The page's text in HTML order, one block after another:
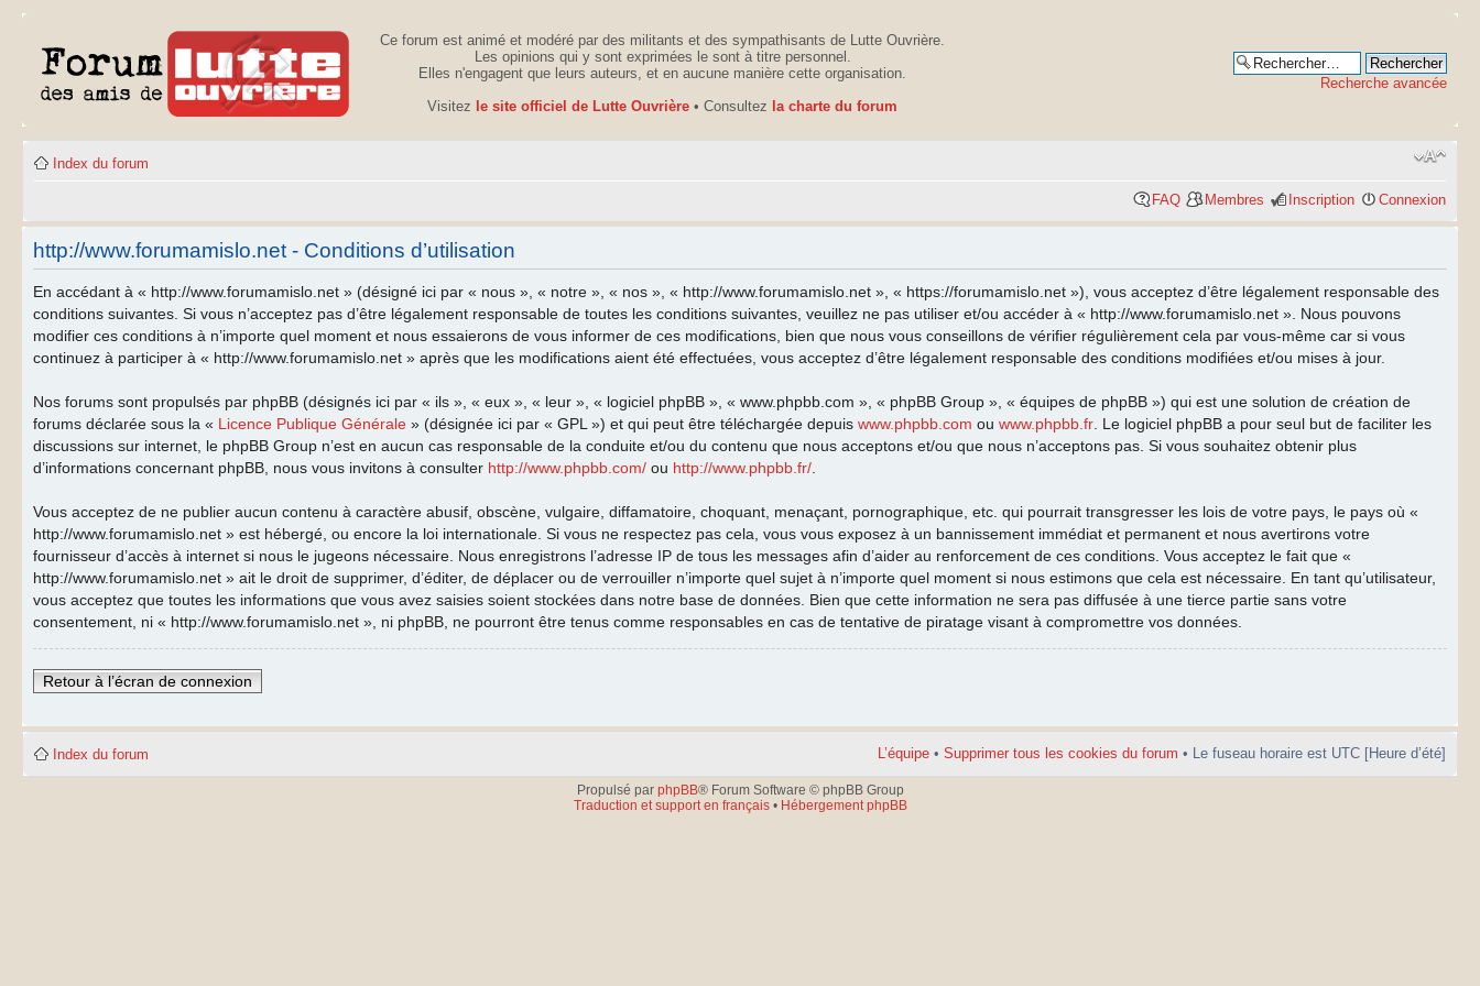
Ce forum est animé et modéré par des militants et des sympathisants de Lutte Ouvrière.
Les opinions qui y sont exprimées le sont à titre personnel.
Elles n'engagent que leurs auteurs, et en aucune manière cette organisation.
Visitez le site officiel de Lutte Ouvrière • Consultez la charte du forum
Recherche avancée
Index du forum
FAQ Membres Inscription Connexion
http://www.forumamislo.net - Conditions d’utilisation
En accédant à « http://www.forumamislo.net » (désigné ici par « nous », « notre », « nos », « http://www.forumamislo.net », « https://forumamislo.net »), vous acceptez d’être légalement responsable des
conditions suivantes. Si vous n’acceptez pas d’être légalement responsable de toutes les conditions suivantes, veuillez ne pas utiliser et/ou accéder à « http://www.forumamislo.net ». Nous pouvons
modifier ces conditions à n’importe quel moment et nous essaierons de vous informer de ces modifications, bien que nous vous conseillons de vérifier régulièrement cela par vous-même car si vous
continuez à participer à « http://www.forumamislo.net » après que les modifications aient été effectuées, vous acceptez d’être légalement responsable des conditions modifiées et/ou mises à jour.
Nos forums sont propulsés par phpBB (désignés ici par « ils », « eux », « leur », « logiciel phpBB », « www.phpbb.com », « phpBB Group », « équipes de phpBB ») qui est une solution de création de
forums déclarée sous la « Licence Publique Générale » (désignée ici par « GPL ») et qui peut être téléchargée depuis www.phpbb.com ou www.phpbb.fr . Le logiciel phpBB a pour seul but de faciliter les
discussions sur internet, le phpBB Group n’est en aucun cas responsable de la conduite et/ou du contenu que nous acceptons et/ou que nous n’acceptons pas. Si vous souhaitez obtenir plus
d’informations concernant phpBB, nous vous invitons à consulter http://www.phpbb.com/ ou http://www.phpbb.fr/
Vous acceptez de ne publier aucun contenu à caractère abusif, obscène, vulgaire, diffamatoire, choquant, menaçant, pornographique, etc. qui pourrait transgresser les lois de votre pays, le pays où «
http://www.forumamislo.net » est hébergé, ou encore la loi internationale. Si vous ne respectez pas cela, vous vous exposez à un bannissement immédiat et permanent et nous avertirons votre
fournisseur d’accès à internet si nous le jugeons nécessaire. Nous enregistrons l’adresse IP de tous les messages afin d’aider au renforcement de ces conditions. Vous acceptez le fait que «
http://www.forumamislo.net » ait le droit de supprimer, d’éditer, de déplacer ou de verrouiller n’importe quel sujet à n’importe quel moment si nous estimons que cela est nécessaire. En tant qu’utilisateur,
vous acceptez que toutes les informations que vous avez saisies soient stockées dans notre base de données. Bien que cette information ne sera pas diffusée à une tierce partie sans votre
consentement, ni « http://www.forumamislo.net », ni phpBB, ne pourront être tenus comme responsables en cas de tentative de piratage visant à compromettre vos données.
Retour à l’écran de connexion
Index du forum L’équipe • Supprimer tous les cookies du forum • Le fuseau horaire est UTC [Heure d’été]
Propulsé par phpBB® Forum Software © phpBB Group
Traduction et support en français• Hébergement phpBB